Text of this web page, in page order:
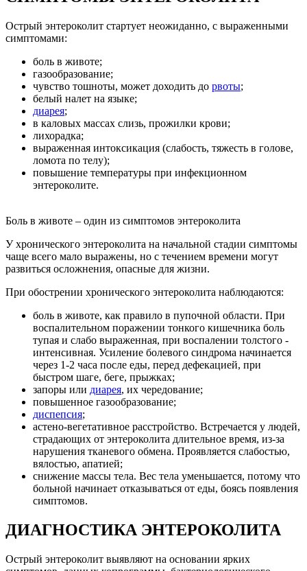
Острый энтероколит стартует неожиданно, с выраженными
симптомами:
боль в животе;
газообразование;
чувство тошноты, может доходить до рвоты;
белый налет на языке;
диарея;
в каловых массах слизь, прожилки крови;
лихорадка;
выраженная интоксикация (слабость, тяжесть в голове,
ломота по телу);
повышение температуры при инфекционном
энтероколите.
Боль в животе – один из симптомов энтероколита
У хронического энтероколита на начальной стадии симптомы
чаще всего мало выражены, но с течением времени могут
развиться осложнения, опасные для жизни.
При обострении хронического энтероколита наблюдаются:
боль в животе, как правило в пупочной области. При
воспалительном поражении тонкого кишечника боль
тупая и слабо выраженная, при воспалении толстого -
интенсивная. Усиление болевого синдрома начинается
через 1-2 часа после еды, перед дефекацией, при
быстром шаге, беге, прыжках;
запоры или диарея, их чередование;
повышенное газообразование;
диспепсия;
астено-вегетативное расстройство. Встречается у людей,
страдающих от энтероколита длительное время, из-за
нарушения тканевого обмена. Проявляется слабостью,
вялостью, апатией;
снижение массы тела. Вес тела уменьшается, потому что
больной начинает отказываться от еды, боясь появления
симптомов.
ДИАГНОСТИКА ЭНТЕРОКОЛИТА
Острый энтероколит выявляют на основании ярких